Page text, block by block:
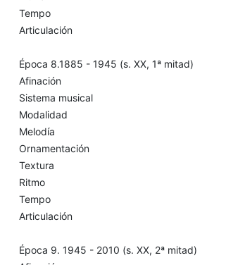
Tempo
Articulación
Época 8.1885 - 1945 (s. XX, 1ª mitad)
Afinación
Sistema musical
Modalidad
Melodía
Ornamentación
Textura
Ritmo
Tempo
Articulación
Época 9. 1945 - 2010 (s. XX, 2ª mitad)